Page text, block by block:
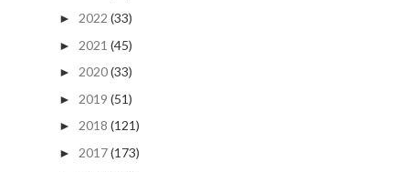
► 2022 (33)
► 2021 (45)
► 2020(33)
► 2019 (51)
► 2018 (121)
► 2017(173)